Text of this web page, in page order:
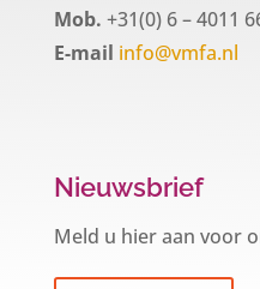
Mob. +31(0) 6 – 4011
E-mail info@vmfa.nl
Nieuwsbrief
Meld u hier aan voor